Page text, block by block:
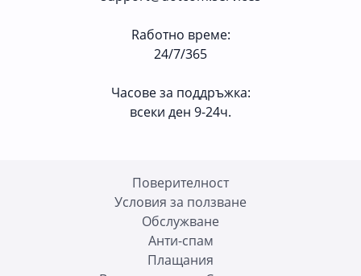
Rаботно време:
24/7/365
Часове за поддръжка:
всеки ден 9-24ч.
Поверителност
Условия за ползване
Oбслужване
Анти-спам
Плащания